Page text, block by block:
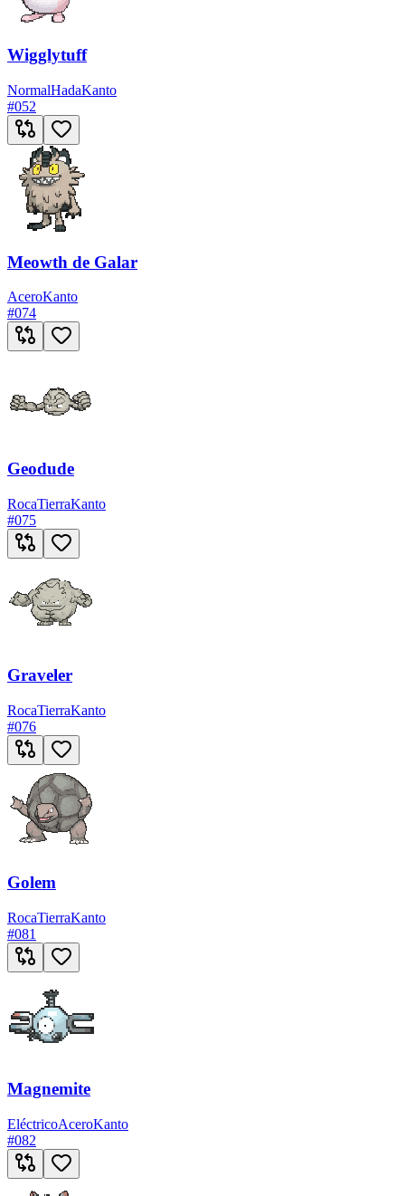
Wigglytuff
NormalHadaKanto
#052
Meowth de Galar
AceroKanto
#074
Geodude
RocaTierraKanto
#075
Graveler
RocaTierraKanto
#076
Golem
RocaTierraKanto
#081
Magnemite
EléctricoAceroKanto
#082